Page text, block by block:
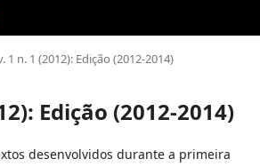
1 n. 1 (2012): Edição (2012-2014)
Edição (2012-2014)
desenvolvidos durante a primeira